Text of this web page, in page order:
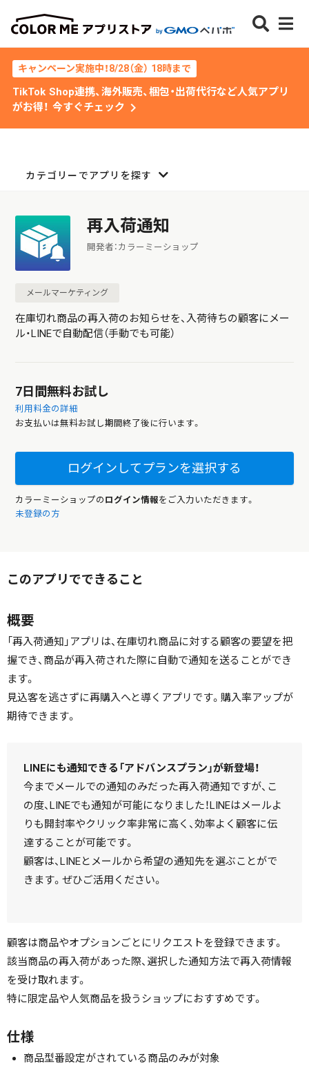
キャンペーン実施中！8/28（金） 18時まで
TikTok Shop連携、海外販売、梱包・出荷代行など人気アプリ
がお得！ 今すぐチェック chevron_right
カテゴリーでアプリを探す
再入荷通知
開発者：カラーミーショップ
メールマーケティング
在庫切れ商品の再入荷のお知らせを、入荷待ちの顧客にメー
ル・LINEで自動配信（手動でも可能）
7日間無料お試し
利用料金の詳細
お支払いは無料お試し期間終了後に行います。
ログインしてプランを選択する
カラーミーショップの ログイン情報をご入力いただきます。
未登録の方
このアプリでできること
概要
「再入荷通知」アプリは、在庫切れ商品に対する顧客の要望を把
握でき、商品が再入荷された際に自動で通知を送ることができ
ます。
見込客を逃さずに再購入へと導くアプリです。購入率アップが
期待できます。
LINEにも通知できる「アドバンスプラン」が新登場！
今までメールでの通知のみだった再入荷通知ですが、こ
の度、LINEでも通知が可能になりました！LINEはメールよ
りも開封率やクリック率非常に高く、効率よく顧客に伝
達することが可能です。
顧客は、LINEとメールから希望の通知先を選ぶことがで
きます。ぜひご活用ください。
顧客は商品やオプションごとにリクエストを登録できます。
該当商品の再入荷があった際、選択した通知方法で再入荷情報
を受け取れます。
特に限定品や人気商品を扱うショップにおすすめです。
仕様
商品型番設定がされている商品のみが対象